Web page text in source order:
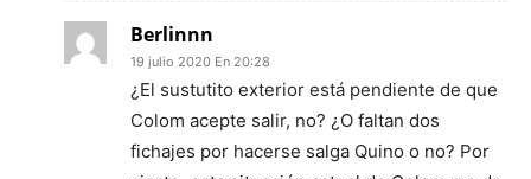
Berlinnn
19 julio 2020 En 20:28
¿El sustutito exterior está pendiente de que
Colom acepte salir, no? ¿O faltan dos
fichajes por hacerse salga Quino o no? Por